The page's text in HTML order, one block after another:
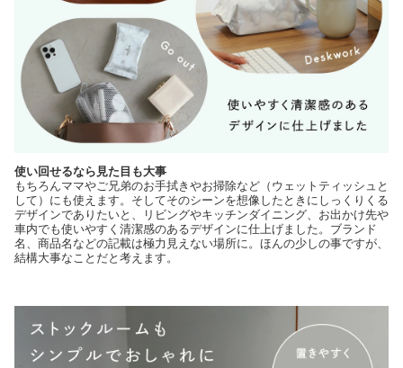
使い回せるなら見た目も大事
もちろんママやご兄弟のお手拭きやお掃除など（ウェットティッシュと
して）にも使えます。そしてそのシーンを想像したときにしっくりくる
デザインでありたいと、リビングやキッチンダイニング、お出かけ先や
車内でも使いやすく清潔感のあるデザインに仕上げました。ブランド
名、商品名などの記載は極力見えない場所に。ほんの少しの事ですが、
結構大事なことだと考えます。